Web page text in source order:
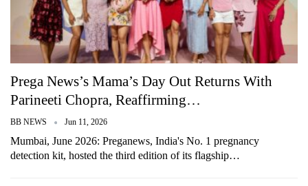
Prega News’s Mama’s Day Out Returns With
Parineeti Chopra, Reaffirming…
BB NEWS Jun 11, 2026
Mumbai, June 2026: Preganews, India's No. 1 pregnancy
detection kit, hosted the third edition of its flagship…